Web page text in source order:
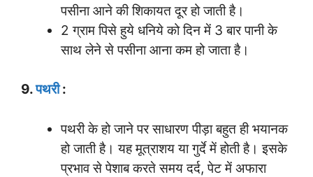
पसीना आने की शिकायत दूर हो जाती है।
2 ग्राम पिसे हुये धनिये को दिन में 3 बार पानी के
साथ लेने से पसीना आना कम हो जाता है।
9.पथरी:
पथरी के हो जाने पर साधारण पीड़ा बहुत ही भयानक
हो जाती है। यह मूत्राशय या गुर्दे में होती है। इसके
प्रभाव से पेशाब करते समय दर्द, पेट में अफारा